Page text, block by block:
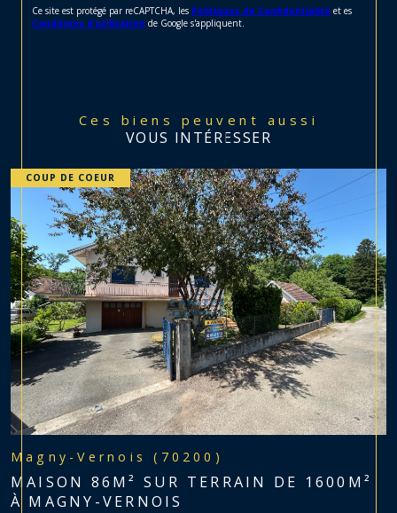
Ce site est protégé par reCAPTCHA, les Politiques de Confidentialité et es
Conditions d'utilisation de Google s'appliquent.
Ces biens peuvent aussi
VOUS INTÉRESSER
COUP DE COEUR
Magny-Vernois (70200)
MAISON 86M² SUR TERRAIN DE 1600M²
À MAGNY-VERNOIS